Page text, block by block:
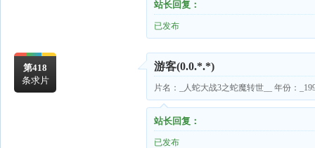
站长回复：
已发布
第418
条求片
游客(0.0.*.*)
片名：_人蛇大战3之蛇魔转世__ 年份：
站长回复：
已发布